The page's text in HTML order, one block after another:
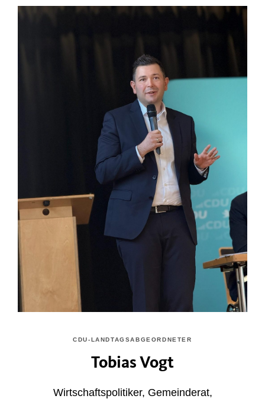
CDU-LANDTAGSABGEORDNETER
Tobias Vogt
Wirtschaftspolitiker, Gemeinderat,